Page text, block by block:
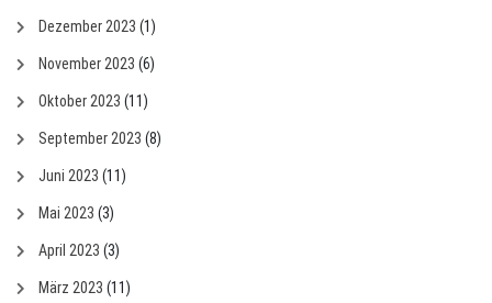
Dezember 2023 (1)
November 2023 (6)
Oktober 2023 (11)
September 2023 (8)
Juni 2023 (11)
Mai 2023 (3)
April 2023 (3)
März 2023 (11)